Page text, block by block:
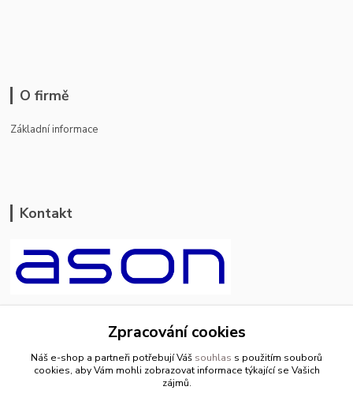
O firmě
Základní informace
Kontakt
+420 799 500 769
pracovní dny 8-11hod.,13-15hod.
Zpracování cookies
Náš e-shop a partneři potřebují Váš souhlas s použitím souborů
cookies, aby Vám mohli zobrazovat informace týkající se Vašich
zájmů.